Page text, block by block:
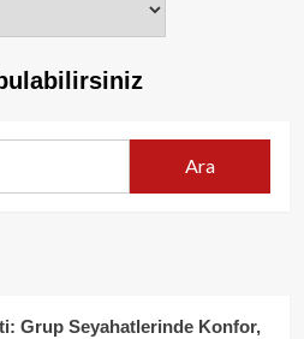
Grup Seyahatlerinde Konfor,